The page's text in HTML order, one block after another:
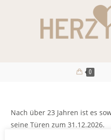
0
Nach über 23 Jahren ist es
seine Türen zum 31.12.2026.